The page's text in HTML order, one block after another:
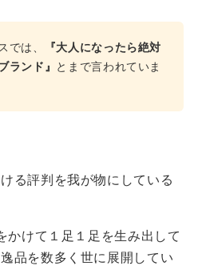
では、
『大人になったら絶対
ランド』
とまで言われていま
る評判を我が物にしている
かけて１足１足を生み出して
品を数多く世に展開してい